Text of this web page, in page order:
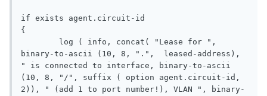
if exists agent.circuit-id
{
log ( info, concat( "Lease for ",
binary-to-ascii (10, 8, ".",  leased-address),
" is connected to interface, binary-to-ascii
(10, 8, "/", suffix ( option agent.circuit-id,
2)), " (add 1 to port number!), VLAN ", binary-